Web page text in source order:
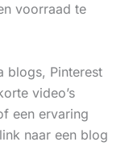
voorraad te
blogs, Pinterest
video’s
een ervaring
naar een blog